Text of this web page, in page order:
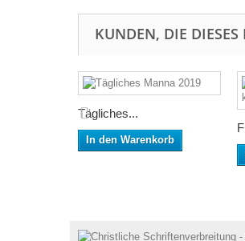
KUNDEN, DIE
Tägliches...
In den Warenkorb